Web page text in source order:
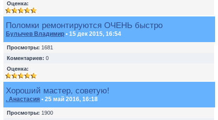
Оценка:
Поломки ремонтируются ОЧЕНЬ быстро
Булычев Владимир • 15 дек 2015, 16:54
Просмотры: 1681
Коментариев: 0
Оценка:
Хороший мастер, советую!
. Анастасия • 25 май 2016, 16:18
Просмотры: 1900